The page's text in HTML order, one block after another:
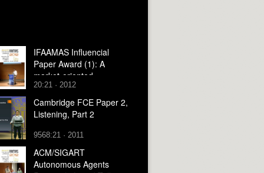
IFAAMAS Influencial
Paper Award (1): A
market-oriented
programming
environment and its
application to distributed
multicommodity flow
problems. Prof Michael
20:21 · 2012
Cambridge FCE Paper 2,
Listening, Part 2
9568:21 · 2011
ACM/SIGART
Autonomous Agents